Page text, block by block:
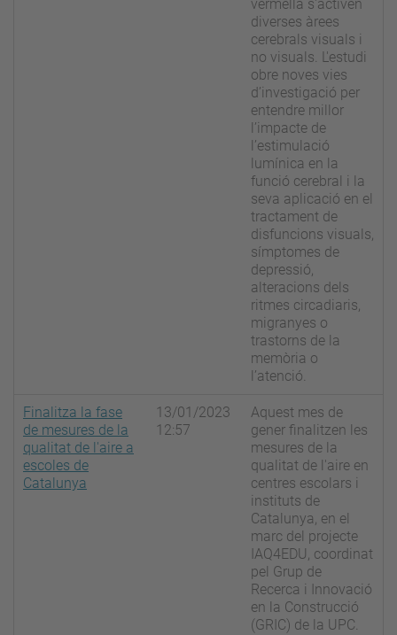
vermella s'activen
diverses àrees
cerebrals visuals i
no visuals. L'estudi
obre noves vies
d’investigació per
entendre millor
l’impacte de
l’estimulació
lumínica en la
funció cerebral i la
seva aplicació en el
tractament de
disfuncions visuals,
símptomes de
depressió,
alteracions dels
ritmes circadiaris,
migranyes o
trastorns de la
memòria o
l’atenció.
Finalitza la fase
de mesures de la
qualitat de l'aire a
escoles de
Catalunya
13/01/2023
12:57
Aquest mes de
gener finalitzen les
mesures de la
qualitat de l'aire en
centres escolars i
instituts de
Catalunya, en el
marc del projecte
IAQ4EDU, coordinat
pel Grup de
Recerca i Innovació
en la Construcció
(GRIC) de la UPC.